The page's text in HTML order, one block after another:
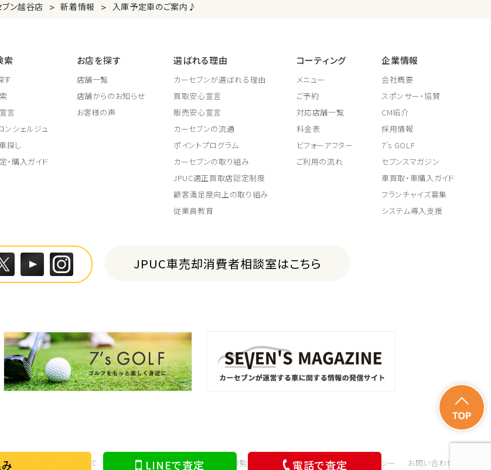
LINEで査定 電話で査定
ブン越谷店 > 新着情報 > 入庫予定車のご案内♪
索
す
言
ンシェルジュ
探し
・購入ガイド
お店を探す
店舗一覧
店舗からのお知らせ
お客様の声
選ばれる理由
カーセブンが選ばれる理由
買取安心宣言
販売安心宣言
カーセブンの流通
ポイントプログラム
カーセブンの取り組み
JPUC適正買取店認定制度
顧客満足度向上の取り組み
従業員教育
コーティング
メニュー
ご予約
対応店舗一覧
料金表
ビフォーアフター
ご利用の流れ
企業情報
会社概要
スポンサー・協賛
CM紹介
採用情報
7's GOLF
セブンスマガジン
車買取・車購入ガイド
フランチャイズ募集
システム導入支援
JPUC車売却消費者相談室はこちら
い 特定商取引に関して 古物営業法に基づく表示 反社会的勢力の排除に関する取組み サイトポリシー お問い合わせ